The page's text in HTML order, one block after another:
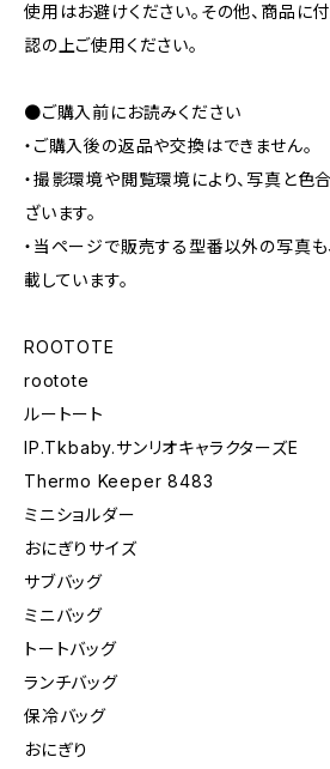
使用はお避けください。その他、商品に
認の上ご使用ください。
●ご購入前にお読みください
・ご購入後の返品や交換はできません。
・撮影環境や閲覧環境により、写真と
ざいます。
・当ページで販売する型番以外の写真も
載しています。
ROOTOTE
rootote
ルートート
IP.Tkbaby.サンリオキャラクターズE
Thermo Keeper 8483
ミニショルダー
おにぎりサイズ
サブバッグ
ミニバッグ
トートバッグ
ランチバッグ
保冷バッグ
おにぎり